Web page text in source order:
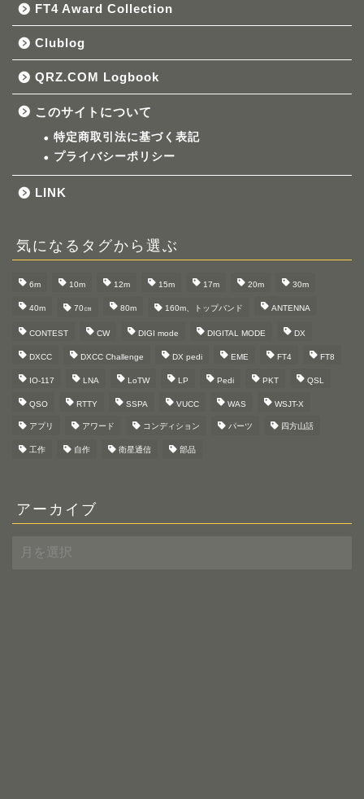
FT4 Award Collection
Clublog
QRZ.COM Logbook
このサイトについて
特定商取引法に基づく表記
プライバシーポリシー
LINK
気になるタグから選ぶ
6m 10m 12m 15m 17m 20m 30m
40m 70㎝ 80m 160m、トップバンド ANTENNA
CONTEST CW DIGI mode DIGITAL MODE DX
DXCC DXCC Challenge DX pedi EME FT4 FT8
IO-117 LNA LoTW LP Pedi PKT QSL
QSO RTTY SSPA VUCC WAS WSJT-X
アプリ アワード コンディション パーツ 四方山話
工作 自作 衛星通信 部品
アーカイブ
ー